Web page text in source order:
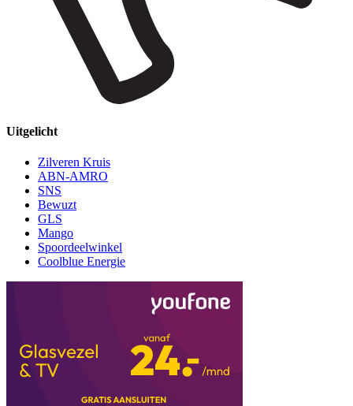
Uitgelicht
Zilveren Kruis
ABN-AMRO
SNS
Bewuzt
GLS
Mango
Spoordeelwinkel
Coolblue Energie